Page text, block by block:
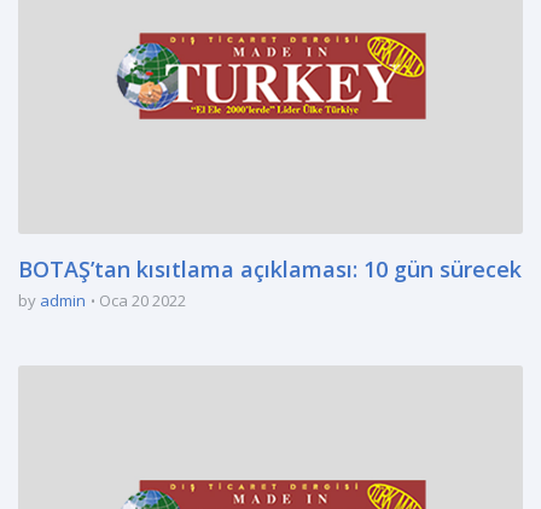
BOTAŞ’tan kısıtlama açıklaması: 10 gün sürecek
by admin Oca 20 2022